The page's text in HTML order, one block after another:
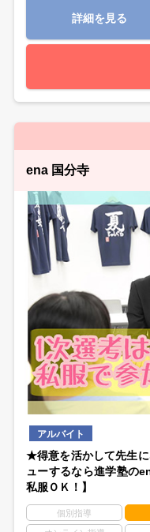
詳細を見る
ena 国分寺
アルバイト
★得意を活かして先生
ューするなら進学塾の
私服ＯＫ！】
個別指導